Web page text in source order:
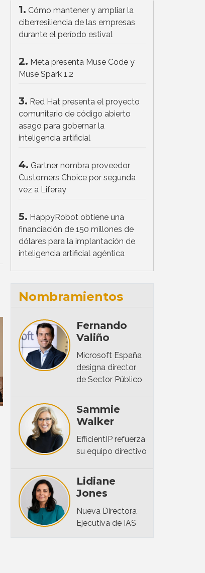
1. Cómo mantener y ampliar la
ciberresiliencia de las empresas
durante el período estival
2. Meta presenta Muse Code y
Muse Spark 1.2
3. Red Hat presenta el proyecto
comunitario de código abierto
asago para gobernar la
inteligencia artificial
4. Gartner nombra proveedor
Customers Choice por segunda
vez a Liferay
5. HappyRobot obtiene una
financiación de 150 millones de
dólares para la implantación de
inteligencia artificial agéntica
Nombramientos
Fernando
Valiño
Microsoft España
designa director
de Sector Público
Sammie
Walker
EfficientIP refuerza
su equipo directivo
Lidiane
Jones
Nueva Directora
Ejecutiva de IAS